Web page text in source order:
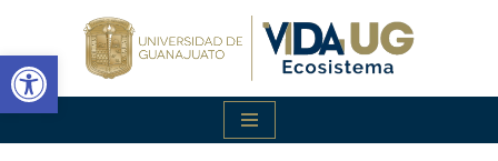
Abrir barra de herramientas
Saltar
al
contenido